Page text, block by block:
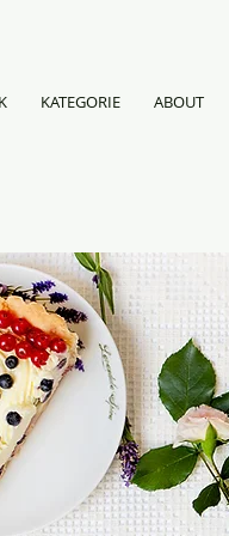
KATEGORIE ABOUT